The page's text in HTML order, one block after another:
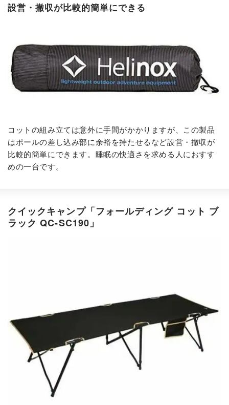
設営・撤収が比較的簡単にできる
コットの組み立ては意外に手間がかかりますが、この製品
はポールの差し込み部に余裕を持たせるなど設営・撤収が
比較的簡単にできます。睡眠の快適さを求める人におすす
めの一台です。
クイックキャンプ「フォールディング コット ブ
ラック QC-SC190」